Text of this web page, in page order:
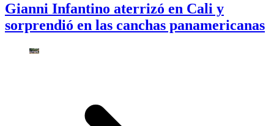
Gianni Infantino aterrizó en Cali y
sorprendió en las canchas panamericanas